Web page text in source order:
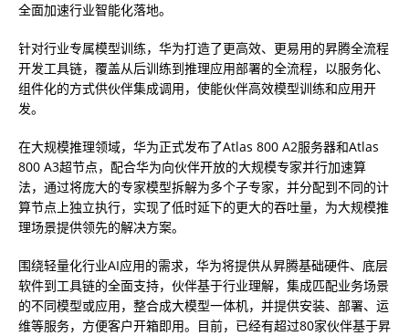
全面加速行业智能化落地。
针对行业专属模型训练，华为打造了更高效、更易用的昇腾全流程
开发工具链，覆盖从后训练到推理应用部署的全流程，以服务化、
组件化的方式供伙伴集成调用，使能伙伴高效模型训练和应用开
发。
在大规模推理领域，华为正式发布了Atlas 800 A2服务器和Atlas
800 A3超节点，配合华为向伙伴开放的大规模专家并行加速算
法，通过将庞大的专家模型拆解为多个子专家，并分配到不同的计
算节点上独立执行，实现了低时延下的更大的吞吐量，为大规模推
理场景提供领先的解决方案。
围绕轻量化行业AI应用的需求，华为将提供从昇腾基础硬件、底层
软件到工具链的全面支持，伙伴基于行业理解，集成匹配业务场景
的不同模型或应用，整合成大模型一体机，并提供安装、部署、运
维等服务，方便客户开箱即用。目前，已经有超过80家伙伴基于昇